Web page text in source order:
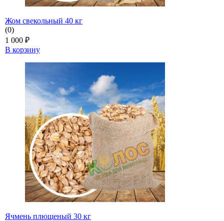
Жом свекольный 40 кг
(0)
1 000 ₽
В корзину
Ячмень плющеный 30 кг